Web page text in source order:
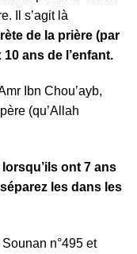
Il s’agit là
de la prière (par
ans de l’enfant.
Ibn Chou’ayb,
(qu’Allah
ont 7 ans
les dans les
n°495 et